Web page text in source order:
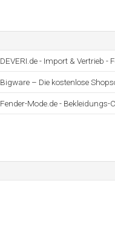
DEVERI.de - Import & Vertrieb -
Bigware – Die kostenlose
Fender-Mode.de -